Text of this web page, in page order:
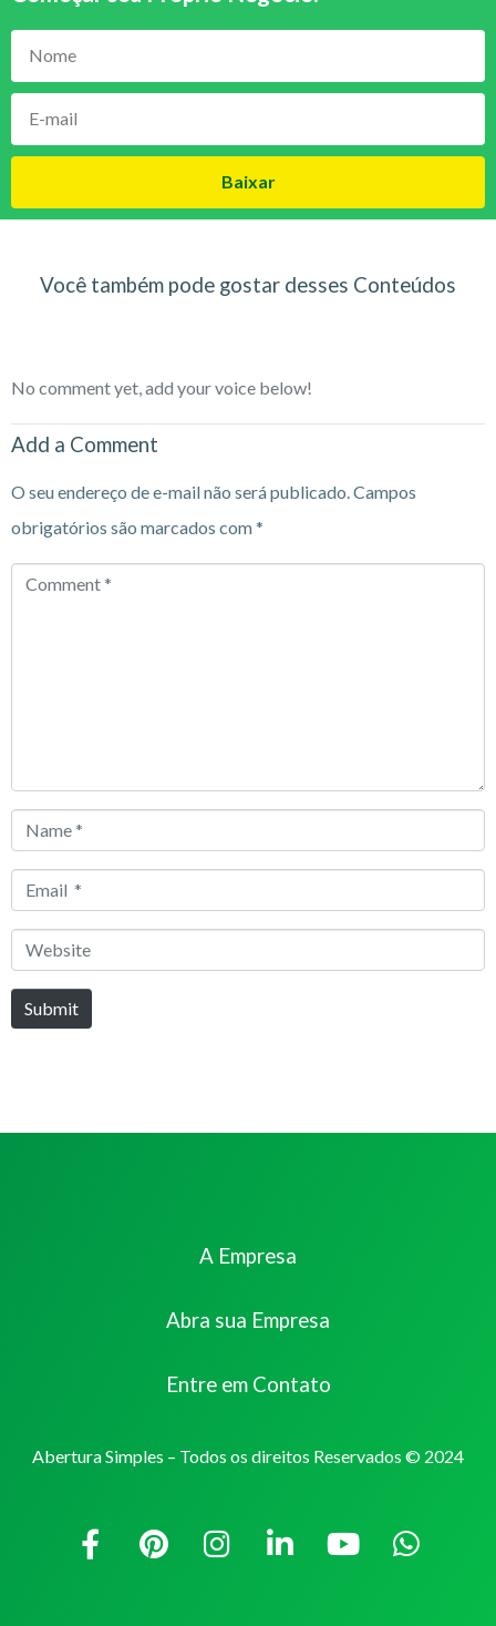
Baixar
Você também pode gostar desses Conteúdos
No comment yet, add your voice below!
Add a Comment
O seu endereço de e-mail não será publicado.Campos
obrigatórios são marcados com*
Comment
Name
Email
Website
Submit
A Empresa
Abra sua Empresa
Entre em Contato
Abertura Simples – Todos os direitos Reservados © 2024